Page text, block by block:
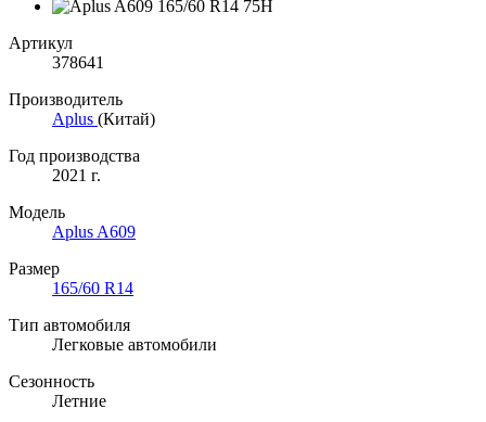
Артикул
378641
Производитель
Aplus (Китай)
Год производства
2021 г.
Модель
Aplus A609
Размер
165/60 R14
Тип автомобиля
Легковые автомобили
Сезонность
Летние